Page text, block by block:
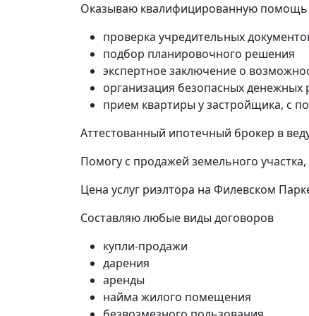
Оказываю квалифицированную помощь
проверка учредительных
подбор планировочного решения
экспертное заключение о
организация безопасных денежных
прием квартиры у застройщика, с
Аттестованный ипотечный брокер в
Помогу с продажей земельного
Цена услуг риэлтора на Филевском
Составляю любые виды договоров
купли-продажи
дарения
аренды
найма жилого помещения